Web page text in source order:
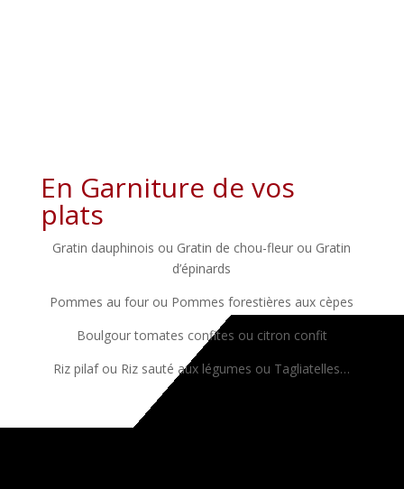
En Garniture de vos
plats
Gratin dauphinois ou Gratin de chou-fleur ou Gratin
d’épinards
Pommes au four ou Pommes forestières aux cèpes
Boulgour tomates confites ou citron confit
Riz pilaf ou Riz sauté aux légumes ou Tagliatelles…